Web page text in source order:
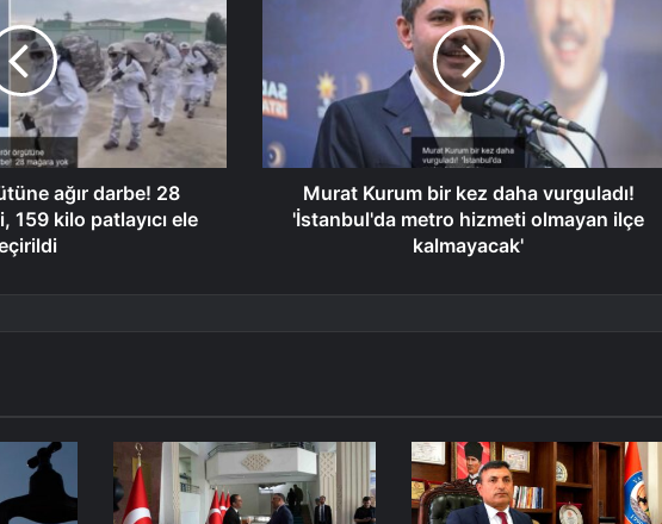
ağır darbe! 28
159 kilo patlayıcı ele
Murat Kurum bir kez daha vurguladı!
'İstanbul'da metro hizmeti olmayan ilçe
kalmayacak'